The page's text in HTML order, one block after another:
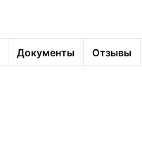
Документы Отзывы